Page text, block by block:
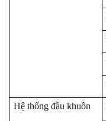
Hệ thống đầu khuôn